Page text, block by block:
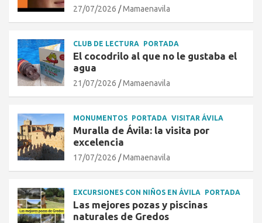
27/07/2026 Mamaenavila
CLUB DE LECTURA PORTADA
El cocodrilo al que no le gustaba el
agua
21/07/2026 Mamaenavila
MONUMENTOS PORTADA VISITAR ÁVILA
Muralla de Ávila: la visita por
excelencia
17/07/2026 Mamaenavila
EXCURSIONES CON NIÑOS EN ÁVILA PORTADA
Las mejores pozas y piscinas
naturales de Gredos